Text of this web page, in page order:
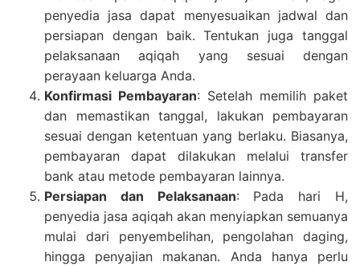
penyedia jasa dapat menyesuaikan jadwal dan
persiapan dengan baik. Tentukan juga tanggal
pelaksanaan aqiqah yang sesuai dengan
perayaan keluarga Anda.
Konfirmasi Pembayaran: Setelah memilih paket
dan memastikan tanggal, lakukan pembayaran
sesuai dengan ketentuan yang berlaku. Biasanya,
pembayaran dapat dilakukan melalui transfer
bank atau metode pembayaran lainnya.
Persiapan dan Pelaksanaan: Pada hari H,
penyedia jasa aqiqah akan menyiapkan semuanya
mulai dari penyembelihan, pengolahan daging,
hingga penyajian makanan. Anda hanya perlu